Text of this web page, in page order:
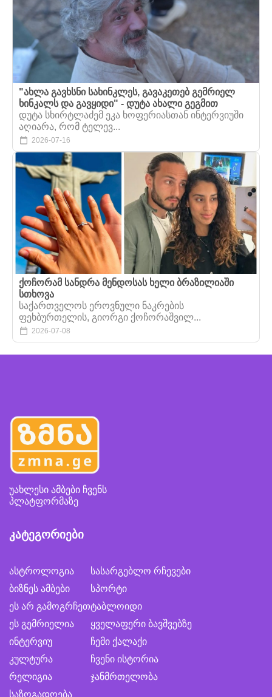
"ახლა გავხსნი სახინკლეს, გავაკეთებ გემრიელ
ხინკალს და გავყიდი" - დუტა ახალი გეგმით
დუტა სხირტლაძემ ეკა ხოფერიასთან ინტერვიუში
აღიარა, რომ ტელევ...
2026-07-16
ქოჩორამ სანდრა მენდოსას ხელი ბრაზილიაში
სთხოვა
საქართველოს ეროვნული ნაკრების
ფეხბურთელის, გიორგი ქოჩორაშვილ...
2026-07-08
უახლესი ამბები ჩვენს
პლატფორმაზე
კატეგორიები
ასტროლოგია
ბიზნეს ამბები
ეს არ გამოგრჩეთ
ეს გემრიელია
ინტერვიუ
კულტურა
რელიგია
საზოგადოება
სასარგებლო რჩევები
სპორტი
ტაბლოიდი
ყველაფერი ბავშვებზე
ჩემი ქალაქი
ჩვენი ისტორია
ჯანმრთელობა